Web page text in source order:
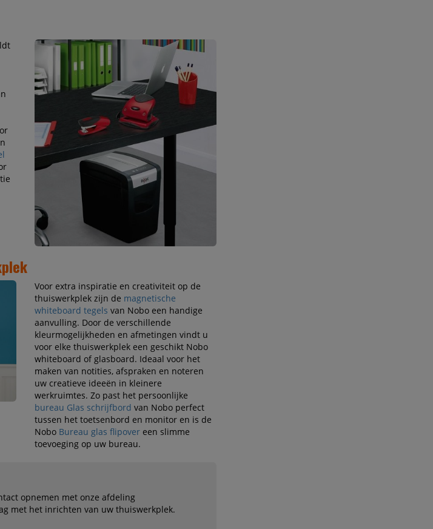
Voor extra inspiratie en creativiteit op de
thuiswerkplek zijn de magnetische
whiteboard tegels van Nobo een handige
aanvulling. Door de verschillende
kleurmogelijkheden en afmetingen vindt u
voor elke thuiswerkplek een geschikt Nobo
whiteboard of glasboard. Ideaal voor het
maken van notities, afspraken en noteren
uw creatieve ideeën in kleinere
werkruimtes. Zo past het persoonlijke
bureau Glas schrijfbord van Nobo perfect
tussen het toetsenbord en monitor en is de
Nobo Bureau glas flipovereen slimme
toevoeging op uw bureau.
opnemen met onze afdeling
met het inrichten van uw thuiswerkplek.